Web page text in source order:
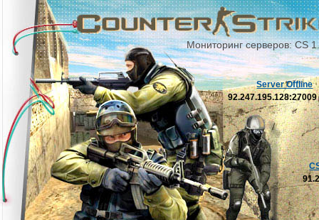
Мониторинг серверов: CS
Server Offline
92.247.195.128:27009